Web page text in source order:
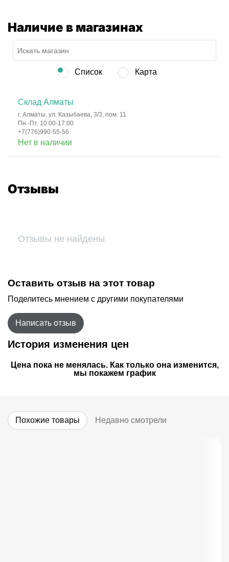
Наличие в магазинах
Список Карта
Склад Алматы
г. Алматы, ул. Казыбаева, 3/3, пом. 11
Пн.-Пт. 10:00-17:00
+7(776)990-55-56
Нет в наличии
Отзывы
Отзывы не найдены
Оставить отзыв на этот товар
Поделитесь мнением с другими покупателями
Написать отзыв
История изменения цен
Цена пока не менялась. Как только она изменится,
мы покажем график
Похожие товары Недавно смотрели